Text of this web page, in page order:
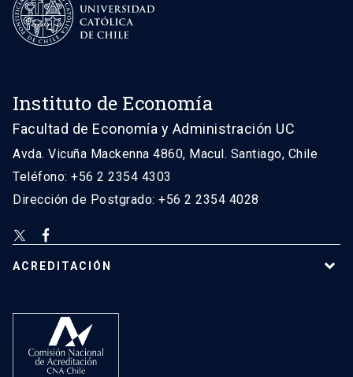
Instituto de Economía
Facultad de Economía y Administración UC
Avda. Vicuña Mackenna 4860, Macul. Santiago, Chile
Teléfono: +56 2 2354 4303
Dirección de Postgrado: +56 2 2354 4028
ACREDITACIÓN